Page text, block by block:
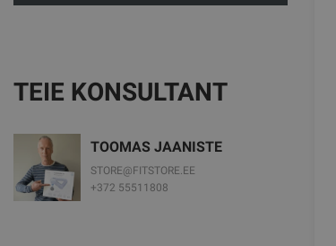
TEIE KONSULTANT
TOOMAS JAANISTE
STORE@FITSTORE.EE
+372 55511808